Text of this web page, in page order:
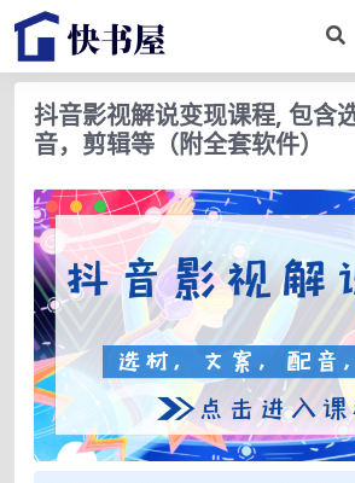
抖音影视解说变现课程, 包含
音，剪辑等（附全套软件）